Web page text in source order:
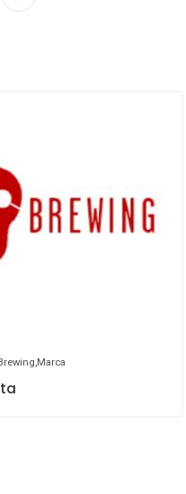
como claro ejemplo de
Bavara.
Marca